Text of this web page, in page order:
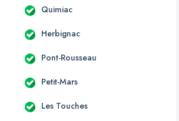
Quimiac
Herbignac
Pont-Rousseau
Petit-Mars
Les Touches